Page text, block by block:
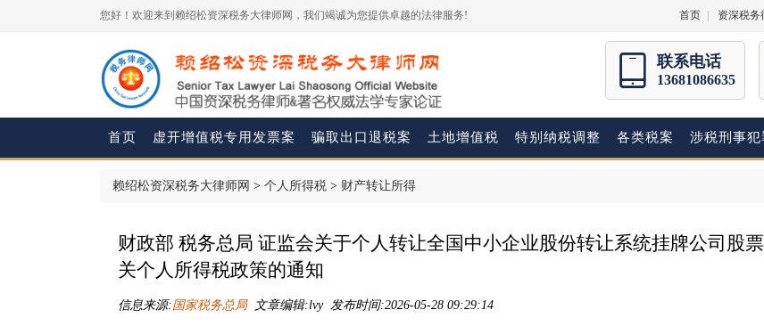
您好！欢迎来到赖绍松资深税务大律师网，我们竭诚为您提供卓越的法律服务! 首页 资深税务
联系电话
13681086635
首页 虚开增值税专用发票案 骗取出口退税案 土地增值税 特别纳税调整 各类税案 涉税刑事犯
赖绍松资深税务大律师网 > 个人所得税 > 财产转让所得
财政部 税务总局 证监会关于个人转让全国中小企业股份转让系统挂牌公司股
关个人所得税政策的通知
信息来源:国家税务总局文章编辑:lvy 发布时间:2026-05-28 09:29:14